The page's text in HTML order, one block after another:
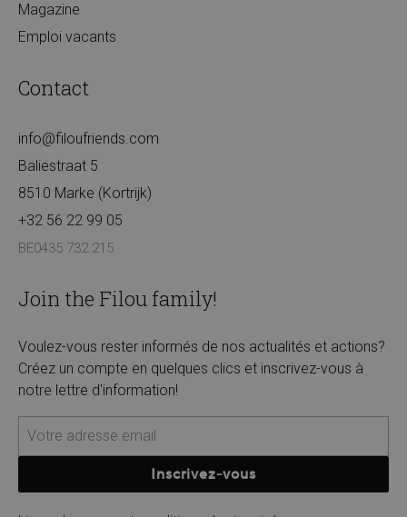
Magazine
Emploi vacants
Contact
info@filoufriends.com
Baliestraat 5
8510 Marke (Kortrijk)
+32 56 22 99 05
BE0435 732 215
Join the Filou family!
Voulez-vous rester informés de nos actualités et actions?
Créez un compte en quelques clics et inscrivez-vous à
notre lettre d'information!
Inscrivez-vous